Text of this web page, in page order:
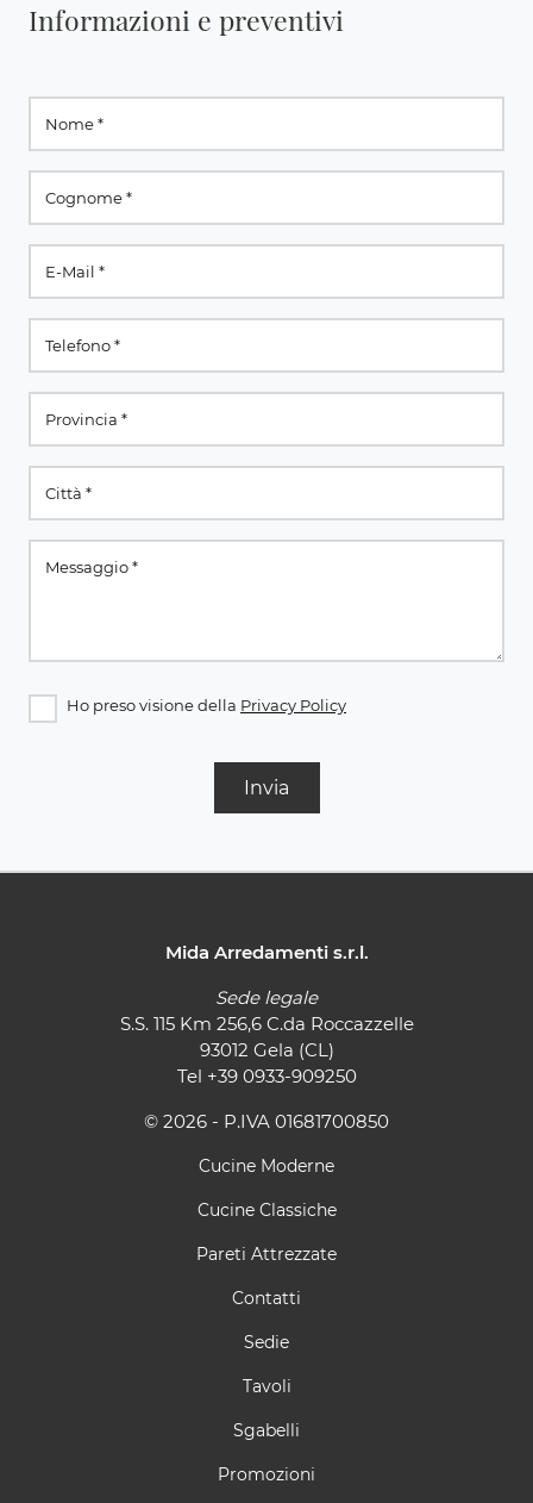
Informazioni e preventivi
Ho preso visione della Privacy Policy
Invia
Mida Arredamenti s.r.l.
Sede legale
S.S. 115 Km 256,6 C.da Roccazzelle
93012 Gela (CL)
Tel +39 0933-909250
© 2026 - P.IVA 01681700850
Cucine Moderne
Cucine Classiche
Pareti Attrezzate
Contatti
Sedie
Tavoli
Sgabelli
Promozioni